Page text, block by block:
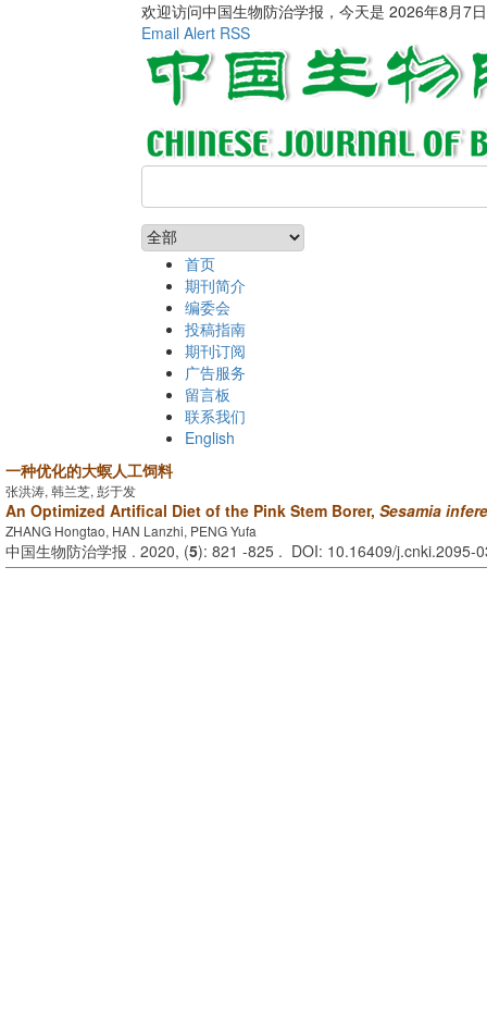
欢迎访问中国生物防治学报，今天是 2026年8月7
Email Alert RSS
首页
期刊简介
编委会
投稿指南
期刊订阅
广告服务
留言板
联系我们
English
一种优化的大螟人工饲料
张洪涛, 韩兰芝, 彭于发
An Optimized Artifical Diet of the Pink Stem Borer, Sesamia
ZHANG Hongtao, HAN Lanzhi, PENG Yufa
中国生物防治学报 . 2020, (5): 821 -825 . DOI: 10.16409/j.cnki.2095-